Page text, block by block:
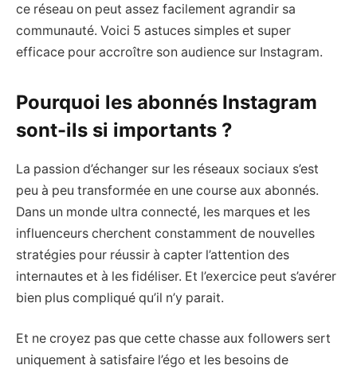
ce réseau on peut assez facilement agrandir sa
communauté. Voici 5 astuces simples et super
efficace pour accroître son audience sur Instagram.
Pourquoi les abonnés Instagram
sont-ils si importants ?
La passion d’échanger sur les réseaux sociaux s’est
peu à peu transformée en une course aux abonnés.
Dans un monde ultra connecté, les marques et les
influenceurs cherchent constamment de nouvelles
stratégies pour réussir à capter l’attention des
internautes et à les fidéliser. Et l’exercice peut s’avérer
bien plus compliqué qu’il n’y parait.
Et ne croyez pas que cette chasse aux followers sert
uniquement à satisfaire l’égo et les besoins de